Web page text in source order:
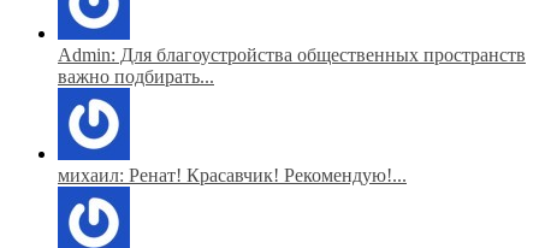
Admin: Для благоустройства общественных пространств
важно подбирать...
михаил: Ренат! Красавчик! Рекомендую!...